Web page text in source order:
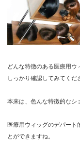
どんな特徴のある医療用ウ
しっかり確認してみてくだ
本来は、色んな特徴的なシ
医療用ウィッグのデパート
とができますね。